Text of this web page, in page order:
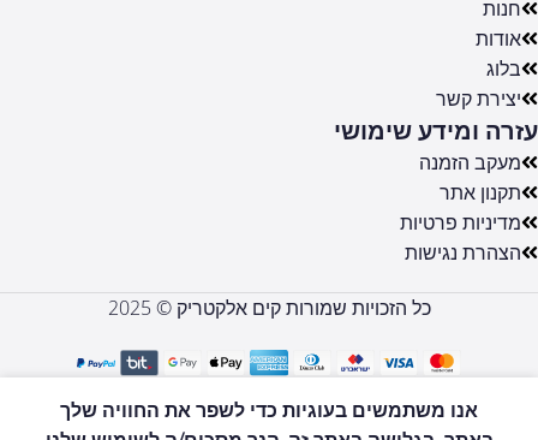
חנות
אודות
בלוג
יצירת קשר
עזרה ומידע שימושי
מעקב הזמנה
תקנון אתר
מדיניות פרטיות
הצהרת נגישות
כל הזכויות שמורות קים אלקטריק © 2025
אנו משתמשים בעוגיות כדי לשפר את החוויה שלך
EMC02
MINI PRO
מכונת